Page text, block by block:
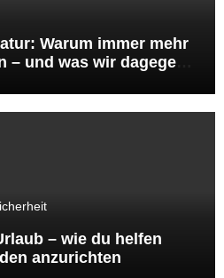
Warum immer mehr
– und was wir dagegen
– wie du helfen
anzurichten